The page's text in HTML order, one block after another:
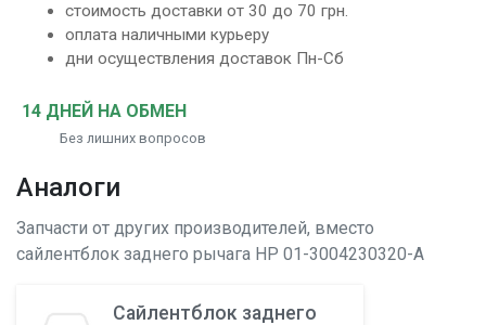
стоимость доставки от 30 до 70 грн.
оплата наличными курьеру
дни осуществления доставок Пн-Сб
14 ДНЕЙ НА ОБМЕН
Без лишних вопросов
Аналоги
Запчасти от других производителей, вместо
сайлентблок заднего рычага HP 01-3004230320-A
Сайлентблок заднего